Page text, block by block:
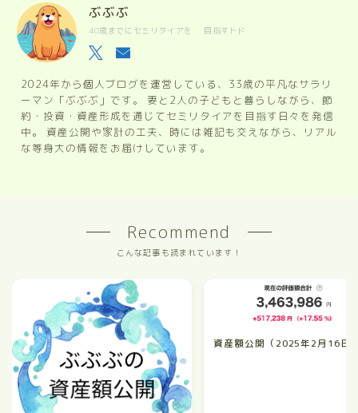
ぶぶぶ
40歳までにセミリタイアを 目指すトド
2024年から個人ブログを運営している、33歳の平凡なサラリ
ーマン「ぶぶぶ」です。 妻と2人の子どもと暮らしながら、節
約・投資・資産形成を通じてセミリタイアを目指す日々を発信
中。 資産公開や家計の工夫、時には雑記も交えながら、リアル
な等身大の情報をお届けしています。
Recommend
こんな記事も読まれています！
資産額公開（2025年2月16日